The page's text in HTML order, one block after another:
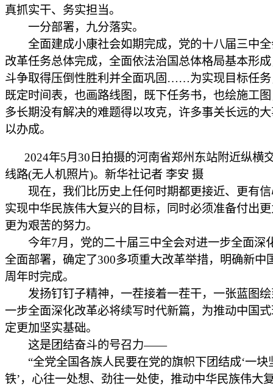
真抓实干、务实担当。
一分部署，九分落实。
全面建成小康社会如期完成，党的十八届三中全
改革任务总体完成，全面依法治国总体格局基本形
斗争取得压倒性胜利并全面巩固……为实现目标任务
既定时间表，也画路线图，既下任务书，也绘施工
多长期没有解决的难题得以攻克，许多事关长远的
以办成。
2024年5月30日拍摄的河南省郑州东站附近纵横
线路(无人机照片)。新华社记者 李安 摄
现在，我们比历史上任何时期都更接近、更有信
实现中华民族伟大复兴的目标，同时必须准备付出
更为艰苦的努力。
今年7月，党的二十届三中全会对进一步全面深
全面部署，确定了300多项重大改革举措，明确新中
周年时完成。
发扬钉钉子精神，一茬接着一茬干，一张蓝图绘
一步全面深化改革必将续写时代新篇，为推动中国
定更加坚实基础。
这是团结奋斗的号召力——
“全党全国各族人民要在党的旗帜下团结成‘一块
铁’，心往一处想、劲往一处使，推动中华民族伟大